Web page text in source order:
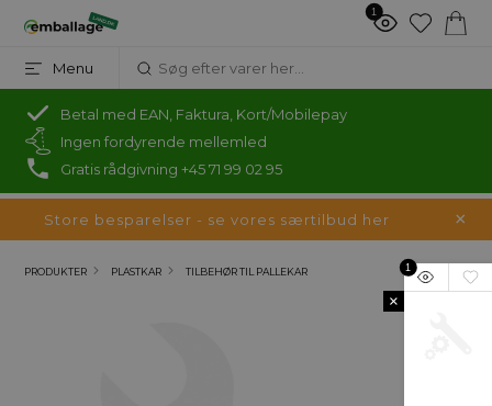
1
Menu
Betal med EAN, Faktura, Kort/Mobilepay
Ingen fordyrende mellemled
Gratis rådgivning +45 71 99 02 95
Store besparelser - se vores særtilbud her
PRODUKTER PLASTKAR TILBEHØR TIL PALLEKAR 1
×